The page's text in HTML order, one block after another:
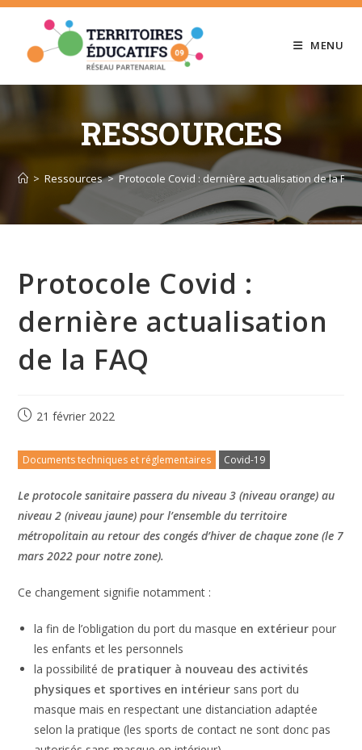
Skip
content
MENU
RESSOURCES
> Ressources > Protocole Covid : dernière actualisation de la FAQ
Protocole Covid :
dernière actualisation
de la FAQ
21 février 2022
Documents techniques et réglementaires Covid-19
Le protocole sanitaire passera du niveau 3 (niveau orange) au
niveau 2 (niveau jaune) pour l’ensemble du territoire
métropolitain au retour des congés d’hiver de chaque zone (le 7
mars 2022 pour notre zone).
Ce changement signifie notamment :
la fin de l’obligation du port du masque en extérieur pour
les enfants et les personnels
la possibilité de pratiquer à nouveau des activités
physiques et sportives en intérieur sans port du
masque mais en respectant une distanciation adaptée
selon la pratique (les sports de contact ne sont donc pas